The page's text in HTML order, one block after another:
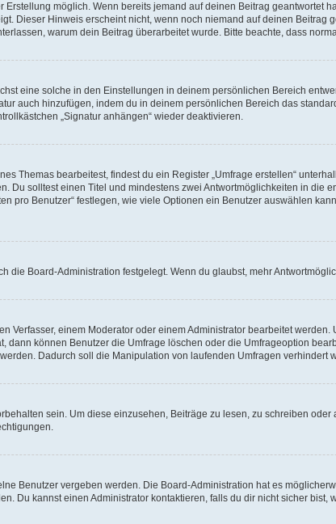
möglich. Wenn bereits jemand auf deinen Beitrag geantwortet
Dieser Hinweis erscheint nicht, wenn noch niemand auf deinen
warum dein Beitrag überarbeitet wurde. Bitte beachte, dass
eine solche in den Einstellungen in deinem persönlichen Bereich
auch hinzufügen, indem du in deinem persönlichen Bereich das
„Signatur anhängen“ wieder deaktivieren.
Themas bearbeitest, findest du ein Register „Umfrage erstellen“
Du solltest einen Titel und mindestens zwei Antwortmöglichkeiten in
pro Benutzer“ festlegen, wie viele Optionen ein Benutzer auswählen
die Board-Administration festgelegt. Wenn du glaubst, mehr
Verfasser, einem Moderator oder einem Administrator bearbeitet
dann können Benutzer die Umfrage löschen oder die Umfrageoption
Dadurch soll die Manipulation von laufenden Umfragen verhindert
sein. Um diese einzusehen, Beiträge zu lesen, zu schreiben
Benutzer vergeben werden. Die Board-Administration hat es
Du kannst einen Administrator kontaktieren, falls du dir nicht sicher